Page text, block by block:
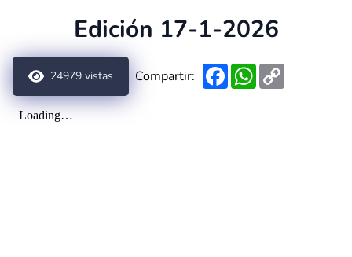
Edición 17-1-2026
24979 vistas Compartir: FacebookWhatsApp